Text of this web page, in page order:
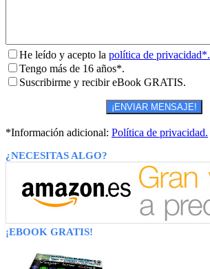
He leído y acepto la política de privacidad*.
Tengo más de 16 años*.
Suscribirme y recibir eBook GRATIS.
*Información adicional: Política de privacidad.
¿NECESITAS ALGO?
¡EBOOK GRATIS!